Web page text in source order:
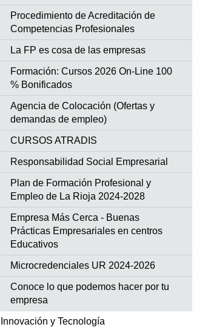
Procedimiento de Acreditación de
Competencias Profesionales
La FP es cosa de las empresas
Formación: Cursos 2026 On-Line 100
% Bonificados
Agencia de Colocación (Ofertas y
demandas de empleo)
CURSOS ATRADIS
Responsabilidad Social Empresarial
Plan de Formación Profesional y
Empleo de La Rioja 2024-2028
Empresa Más Cerca - Buenas
Prácticas Empresariales en centros
Educativos
Microcredenciales UR 2024-2026
Conoce lo que podemos hacer por tu
empresa
Innovación y Tecnología